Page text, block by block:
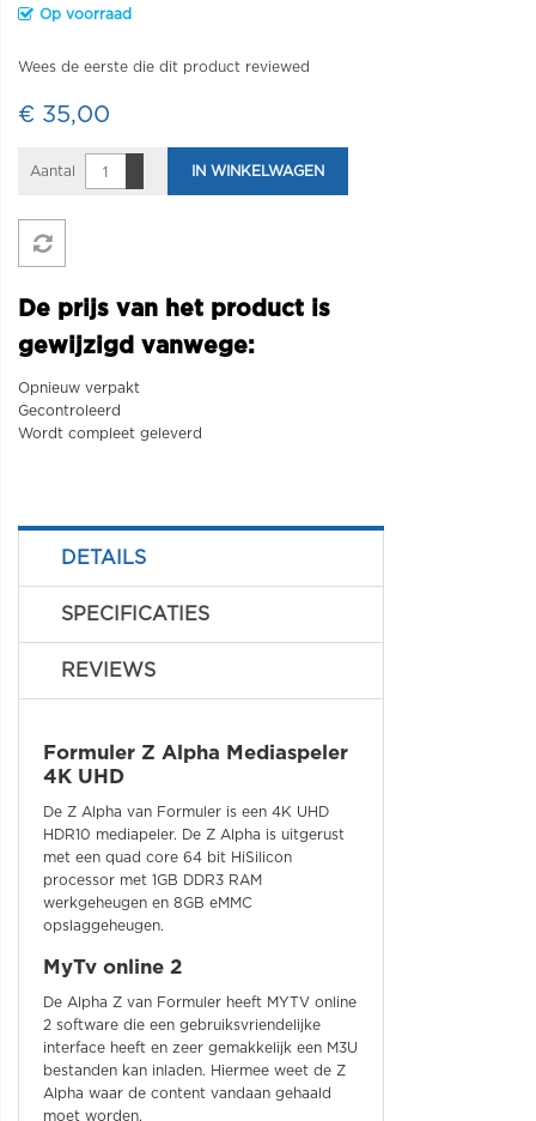
Op voorraad
Wees de eerste die dit product reviewed
€ 35,00
Aantal IN WINKELWAGEN
De prijs van het product is
gewijzigd vanwege:
Opnieuw verpakt
Gecontroleerd
Wordt compleet geleverd
DETAILS
SPECIFICATIES
REVIEWS
Formuler Z Alpha Mediaspeler
4K UHD
De Z Alpha van Formuler is een 4K UHD
HDR10 mediapeler. De Z Alpha is uitgerust
met een quad core 64 bit HiSilicon
processor met 1GB DDR3 RAM
werkgeheugen en 8GB eMMC
opslaggeheugen.
MyTv online 2
De Alpha Z van Formuler heeft MYTV online
2 software die een gebruiksvriendelijke
interface heeft en zeer gemakkelijk een M3U
bestanden kan inladen. Hiermee weet de Z
Alpha waar de content vandaan gehaald
moet worden.